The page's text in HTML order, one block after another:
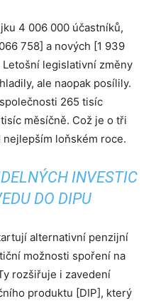
4 006 000 účastníků,
758] a nových [1 939
legislativní změny
ale naopak posílily.
265 tisíc
měsíčně. Což je o tři
loňském roce.
INVESTIC
DO DIPU
alternativní penzijní
možnosti spoření na
rozšiřuje i zavedení
produktu [DIP], který